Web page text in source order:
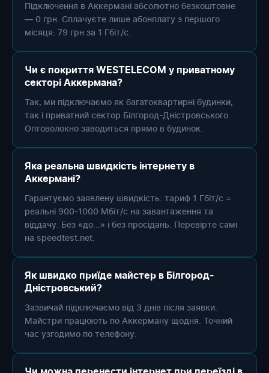
Підключення в Аккермані абсолютно безкоштовне
— 0 грн. Сплачуєте лише абонплату з першого
місяця: 79 грн за 1 Гбіт/с.
Чи є покриття WESTELECOM у приватному
секторі Аккермана?
Так, ми підключаємо як багатоквартирні будинки,
так і приватний сектор Білгород-Дністровського.
Оптоволокно заводиться прямо в будинок.
Яка реальна швидкість інтернету в
Аккермані?
Гарантуємо заявлену швидкість: тариф 1 Гбіт/с =
реальні 900-1000 Мбіт/с на завантаження та
віддачу. Без «до...» і без просідань. Перевірте самі
на speedtest.net.
Як швидко приїде майстер в Білгород-
Дністровський?
Зазвичай підключаємо від 3 днів після заявки.
Майстри працюють по Аккерману щодня. Точний
час узгодимо по телефону.